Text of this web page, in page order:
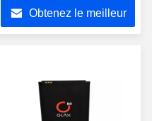
Obtenez le meilleur